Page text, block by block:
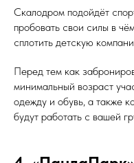
Скалодром подойдёт
пробовать свои силы в
сплотить детскую
Перед тем как
минимальный возраст
одежду и обувь, а также
будут работать с вашей